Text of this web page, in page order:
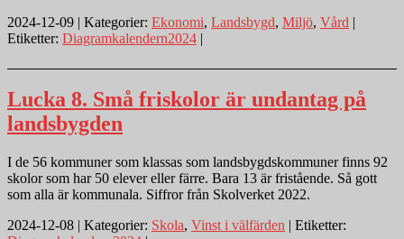
2024-12-09 | Kategorier: Ekonomi, Landsbygd, Miljö, Vård |
Etiketter: Diagramkalendern2024 |
Lucka 8. Små friskolor är undantag på
landsbygden
I de 56 kommuner som klassas som landsbygdskommuner finns 92
skolor som har 50 elever eller färre. Bara 13 är fristående. Så gott
som alla är kommunala. Siffror från Skolverket 2022.
2024-12-08 | Kategorier: Skola, Vinst i välfärden | Etiketter: